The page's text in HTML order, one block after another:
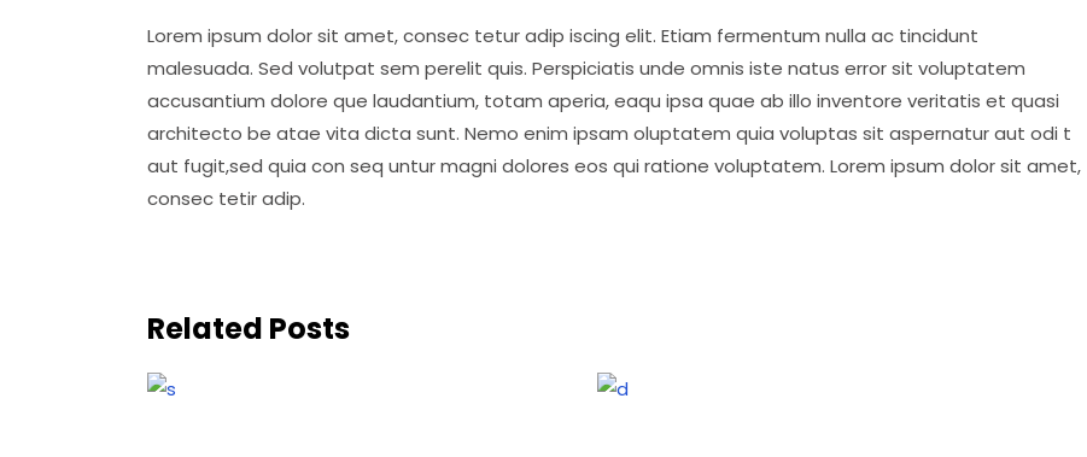
Lorem ipsum dolor sit amet, consec tetur adip iscing elit. Etiam fermentum nulla ac tincidunt
malesuada. Sed volutpat sem perelit quis. Perspiciatis unde omnis iste natus error sit voluptatem
accusantium dolore que laudantium, totam aperia, eaqu ipsa quae ab illo inventore veritatis et quasi
architecto be atae vita dicta sunt. Nemo enim ipsam oluptatem quia voluptas sit aspernatur aut odi t
aut fugit,sed quia con seq untur magni dolores eos qui ratione voluptatem. Lorem ipsum dolor sit amet,
consec tetir adip.
Related Posts